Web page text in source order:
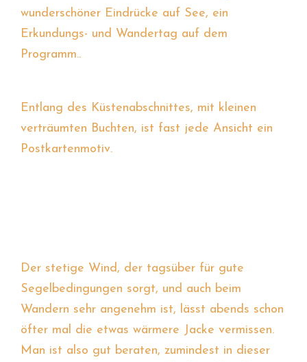
wunderschöner Eindrücke auf See, ein
Erkundungs- und Wandertag auf dem
Programm..
Entlang des Küstenabschnittes, mit kleinen
verträumten Buchten, ist fast jede Ansicht ein
Postkartenmotiv.
Der stetige Wind, der tagsüber für gute
Segelbedingungen sorgt, und auch beim
Wandern sehr angenehm ist, lässt abends schon
öfter mal die etwas wärmere Jacke vermissen.
Man ist also gut beraten, zumindest in dieser